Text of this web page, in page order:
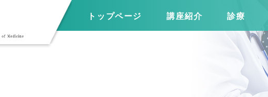
トップページ 講座紹介 診療